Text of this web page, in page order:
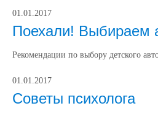
01.01.2017
Поехали! Выбираем
Рекомендации по выбору детского
01.01.2017
Советы психолога